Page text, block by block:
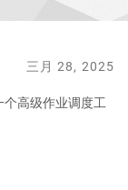
三月 28, 2025
个高级作业调度工